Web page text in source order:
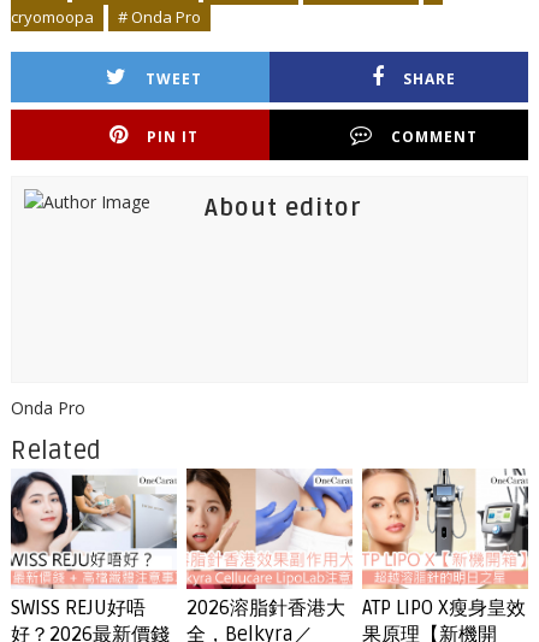
cryomoopa
# Onda Pro
TWEET SHARE
PIN IT COMMENT
About editor
Onda Pro
Related
SWISS REJU好唔
好？2026最新價錢
2026溶脂針香港大
全，Belkyra／
ATP LIPO X瘦身皇效
果原理【新機開